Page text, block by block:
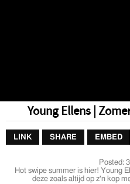
Young Ellens |
LINK SHARE EMBED
Posted:
Hot swipe summer is hier! Young
deze zoals altijd op z'n kop